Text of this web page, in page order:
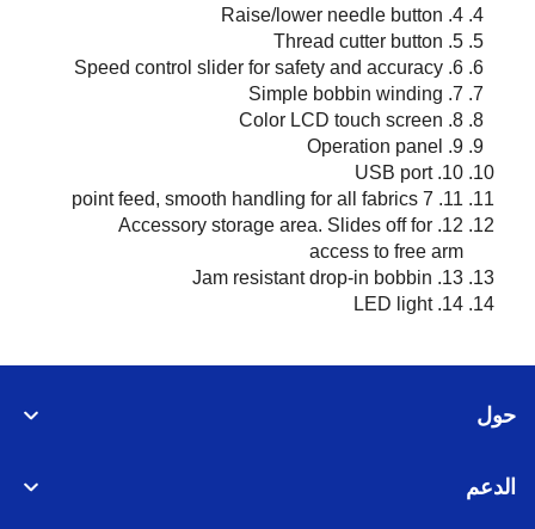
4.
Raise/lower needle button
5.
Thread cutter button
6.
Speed control slider for safety and accuracy
7.
Simple bobbin winding
8.
Color LCD touch screen
9.
Operation panel
10.
USB port
11.
7 point feed, smooth handling for all fabrics
12.
Accessory storage area. Slides off for
access to free arm
13.
Jam resistant drop-in bobbin
14.
LED light
حول
الدعم